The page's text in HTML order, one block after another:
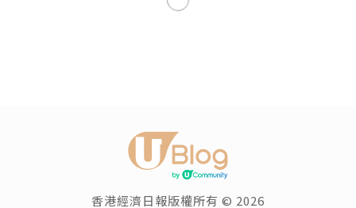
CelluReon II 脂肪吸塵機